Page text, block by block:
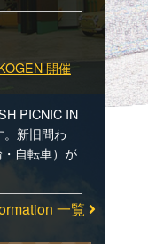
開催
PICNIC IN
新旧問わ
自転車）が
一覧